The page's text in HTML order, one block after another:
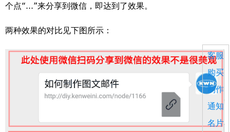
客服
购买
制作
通知
名片
个点“...”来分享到微信，即达到了效果。
两种效果的对比见下图所示：